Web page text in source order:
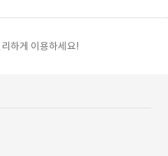
하게 이용하세요!